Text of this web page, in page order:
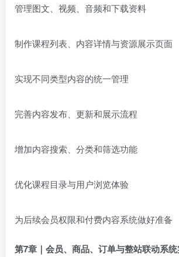
管理图文、视频、音频和下载资料
制作课程列表、内容详情与资源展示页面
实现不同类型内容的统一管理
完善内容发布、更新和展示流程
增加内容搜索、分类和筛选功能
优化课程目录与用户浏览体验
为后续会员权限和付费内容系统做好准备
第7章｜会员、商品、订单与整站联动系